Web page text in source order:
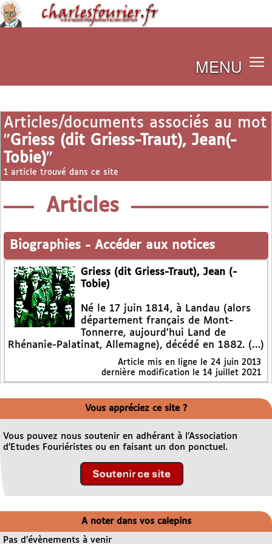
MENU
Articles/documents associés au mot
"Griess (dit Griess-Traut), Jean(-
Tobie)"
1 article trouvé dans ce site
Articles
Biographies - Accéder aux notices
Griess (dit Griess-Traut), Jean (-
Tobie)
Né le 17 juin 1814, à Landau (alors
département français de Mont-
Tonnerre, aujourd’hui Land de
Rhénanie-Palatinat, Allemagne), décédé en 1882. (…)
Article mis en ligne le 24 juin 2013
dernière modification le 14 juillet 2021
Vous appréciez ce site ?
Vous pouvez nous soutenir en adhérant à l’Association
d’Etudes Fouriéristes ou en faisant un don ponctuel.
A noter dans vos calepins
Pas d’évènements à venir